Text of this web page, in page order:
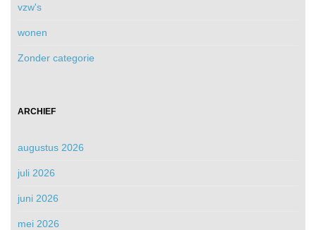
vzw's
wonen
Zonder categorie
ARCHIEF
augustus 2026
juli 2026
juni 2026
mei 2026